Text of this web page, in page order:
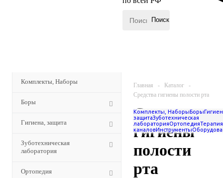
Комплекты, Наборы
Боры
Гигиена, защита
Зуботехническая
лаборатория
Ортопедия
Главная - Каталог
-
Средства гигиены полости рта
Комплекты, НаборыБоры
защитаЗуботехническая
лабораторияОртопедияТерапия
каналовИнструменты
Средства
гигиены
полости
рта